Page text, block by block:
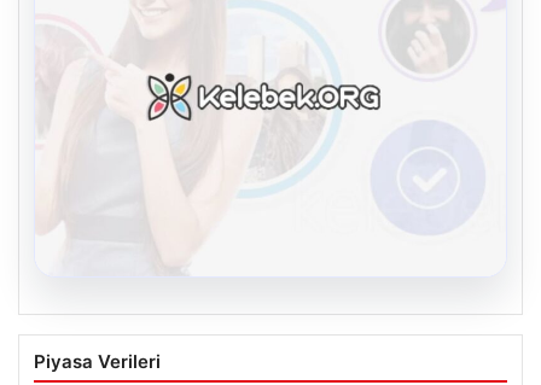
Kelebek.Org İle Dijital İletişimin Seviyeli
Adresi Ve Muhabbet Deneyimi
Piyasa Verileri